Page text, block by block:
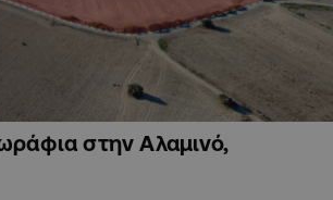
στην Αλαμινό,